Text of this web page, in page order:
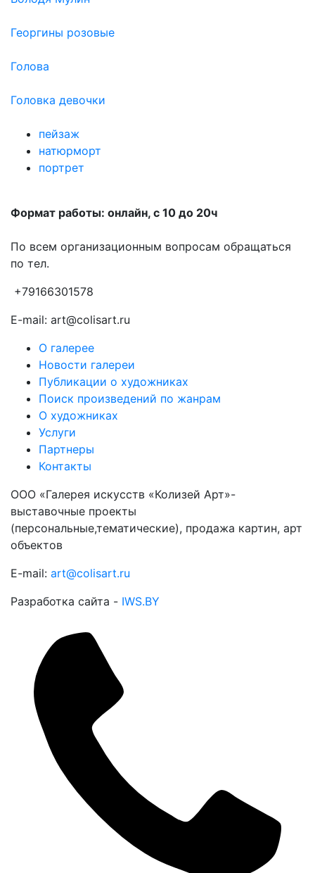
Георгины розовые
Голова
Головка девочки
пейзаж
натюрморт
портрет
Формат работы: онлайн, с 10 до 20ч
По всем организационным вопросам обращаться
по тел.
+79166301578
E-mail: art@colisart.ru
О галерее
Новости галереи
Публикации о художниках
Поиск произведений по жанрам
О художниках
Услуги
Партнеры
Контакты
ООО «Галерея искусств «Колизей Арт»-
выставочные проекты
(персональные,тематические), продажа картин, арт
объектов
E-mail: art@colisart.ru
Разработка сайта - IWS.BY